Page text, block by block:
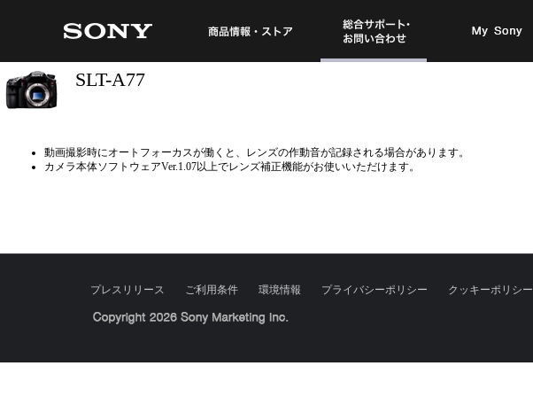
SLT-A77
動画撮影時にオートフォーカスが働くと、レンズの作動音が記録される場合があります。
カメラ本体ソフトウェアVer.1.07以上でレンズ補正機能がお使いいただけます。
プレスリリース ご利用条件 環境情報 プライバシーポリシー クッキーポリシー
Sony Corporation, Sony Marketing Inc.